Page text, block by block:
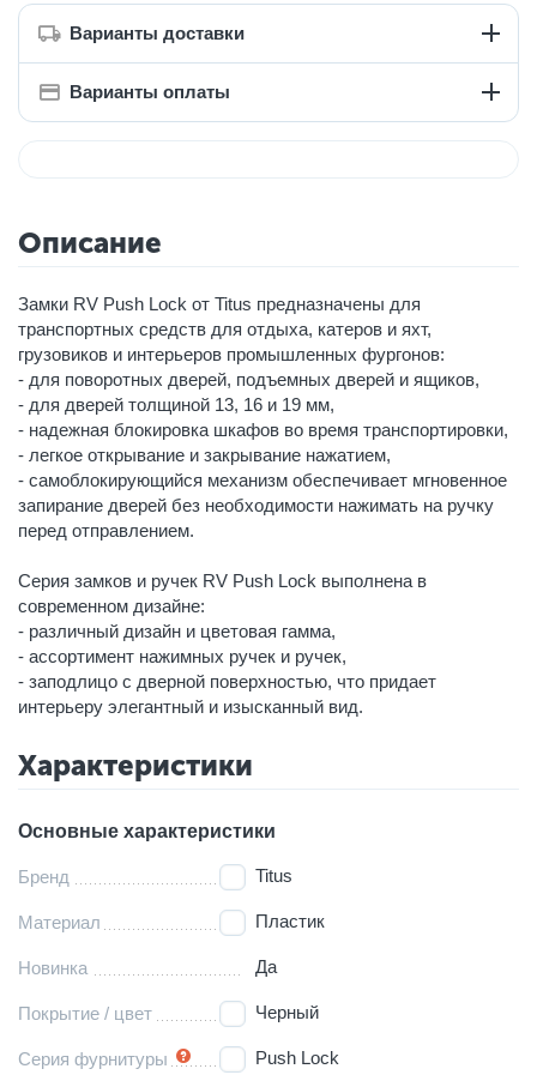
Варианты доставки
Варианты оплаты
Описание
Замки RV Push Lock от Titus предназначены для
транспортных средств для отдыха, катеров и яхт,
грузовиков и интерьеров промышленных фургонов:
- для поворотных дверей, подъемных дверей и ящиков,
- для дверей толщиной 13, 16 и 19 мм,
- надежная блокировка шкафов во время транспортировки,
- легкое открывание и закрывание нажатием,
- самоблокирующийся механизм обеспечивает мгновенное
запирание дверей без необходимости нажимать на ручку
перед отправлением.
Серия замков и ручек RV Push Lock выполнена в
современном дизайне:
- различный дизайн и цветовая гамма,
- ассортимент нажимных ручек и ручек,
- заподлицо с дверной поверхностью, что придает
интерьеру элегантный и изысканный вид.
Характеристики
Основные характеристики
Бренд Titus
Материал Пластик
Новинка Да
Покрытие / цвет Черный
Серия фурнитуры Push Lock